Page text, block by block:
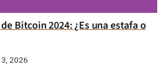
Bitcoin 2024: ¿Es una estafa o
2026